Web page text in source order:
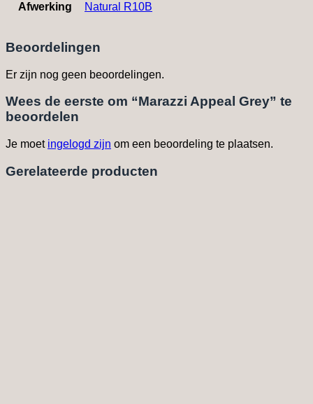
Afwerking Natural R10B
Beoordelingen
Er zijn nog geen beoordelingen.
Wees de eerste om “Marazzi Appeal Grey” te
beoordelen
Je moet ingelogd zijn om een beoordeling te plaatsen.
Gerelateerde producten